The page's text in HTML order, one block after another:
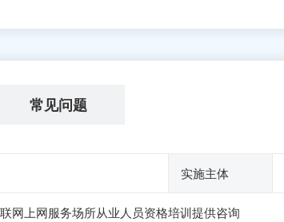
常见问题
实施主体
网上网服务场所从业人员资格培训提供咨询